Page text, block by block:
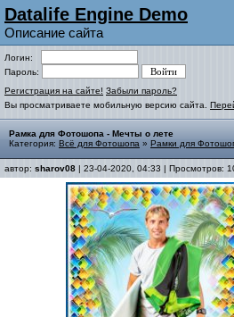
Datalife Engine Demo
Описание сайта
Логин:
Пароль:
Регистрация на сайте! Забыли пароль?
Вы просматриваете мобильную версию сайта.
Рамка для Фотошопа - Мечты о лете
Категория: Всё для Фотошопа » Рамки для
автор: sharov08 | 23-04-2020, 04:33 | Просмотров: